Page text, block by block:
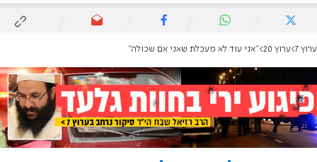
ערוץ 7 ערוץ 20 "אני עוד לא מעכלת שאני אם שכולה"